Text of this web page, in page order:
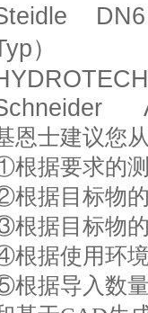
DN6
）
恩士建议您
根据要求的
根据目标物
根据目标物
根据使用环
根据导入数